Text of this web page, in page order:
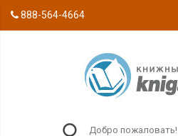
888-564-4664
Добро пожаловать!